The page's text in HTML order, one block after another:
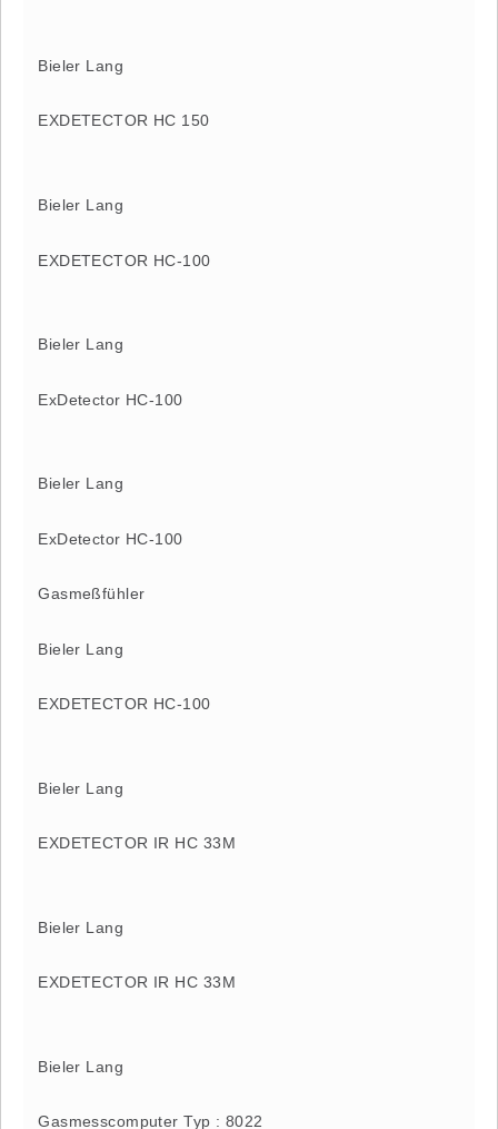
Bieler Lang
EXDETECTOR HC 150
Bieler Lang
EXDETECTOR HC-100
Bieler Lang
ExDetector HC-100
Bieler Lang
ExDetector HC-100
Gasmeßfühler
Bieler Lang
EXDETECTOR HC-100
Bieler Lang
EXDETECTOR IR HC 33M
Bieler Lang
EXDETECTOR IR HC 33M
Bieler Lang
Gasmesscomputer Typ : 8022